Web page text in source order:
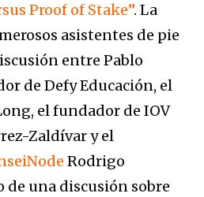
Proof of Stake”. La
asistentes de pie
entre Pablo
de Defy Educación, el
el fundador de IOV
Zaldívar y el
Rodrigo
de una discusión sobre